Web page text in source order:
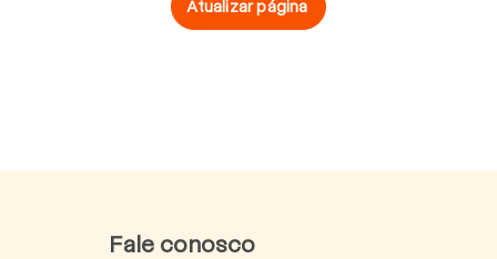
Atualizar página
Fale conosco